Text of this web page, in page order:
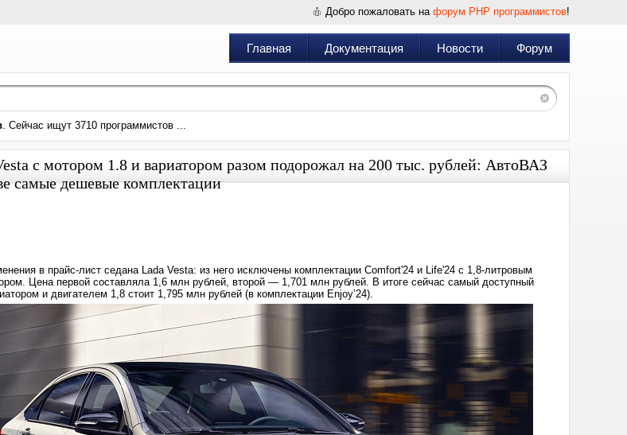
Добро пожаловать на форум PHP программистов!
Главная Документация Новости Форум
. Сейчас ищут 3710 программистов ...
с мотором 1.8 и вариатором разом подорожал на 200 тыс. рублей: АвтоВАЗ
самые дешевые комплектации
в прайс-лист седана Lada Vesta: из него исключены комплектации Comfort'24 и Life'24 с 1,8-литровым
Цена первой составляла 1,6 млн рублей, второй — 1,701 млн рублей. В итоге сейчас самый доступный
и двигателем 1,8 стоит 1,795 млн рублей (в комплектации Enjoy’24).